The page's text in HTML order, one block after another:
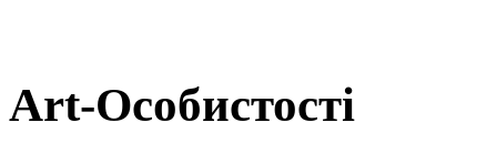
Art-Особистості